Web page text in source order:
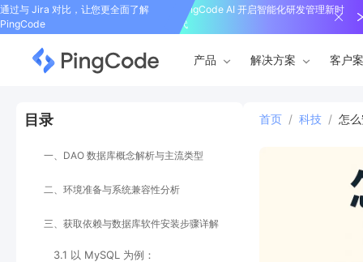
通过与 Jira 对比，让您更全面了解
PingCode
PingCode AI 开启智能化研发管理新时
代
产品 解决方案 客户
目录
一、DAO 数据库概念解析与主流类型
二、环境准备与系统兼容性分析
三、获取依赖与数据库软件安装步骤详解
3.1 以 MySQL 为例：
首页 / 科技 / 怎